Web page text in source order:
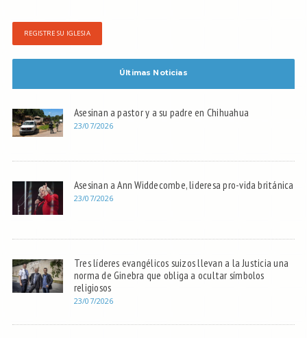
REGISTRE SU IGLESIA
Últimas Noticias
Asesinan a pastor y a su padre en Chihuahua
23/07/2026
Asesinan a Ann Widdecombe, lideresa pro-vida británica
23/07/2026
Tres líderes evangélicos suizos llevan a la Justicia una
norma de Ginebra que obliga a ocultar símbolos
religiosos
23/07/2026